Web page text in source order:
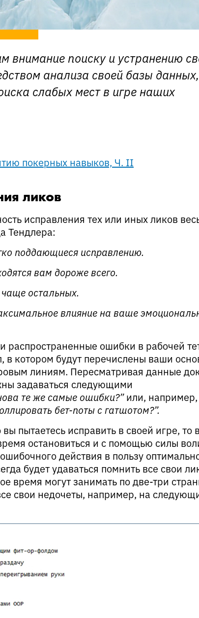
внимание поиску и устранению
анализа своей базы
слабых мест в игре наших
покерных навыков, Ч. II
ликов
исправления тех или иных ликов
Тендлера:
поддающиеся исправлению.
вам дороже всего.
остальных.
влияние на ваше
распространенные ошибки в рабочей
в котором будут перечислены ваши
линиям. Пересматривая данные
задаваться следующими
те же самые ошибки?”или,
бет-поты с гатшотом?”.
пытаетесь исправить в своей игре, то
остановиться и с помощью силы
действия в пользу
будет удаваться помнить все свои
время могут занимать по две-три
свои недочеты, например, на